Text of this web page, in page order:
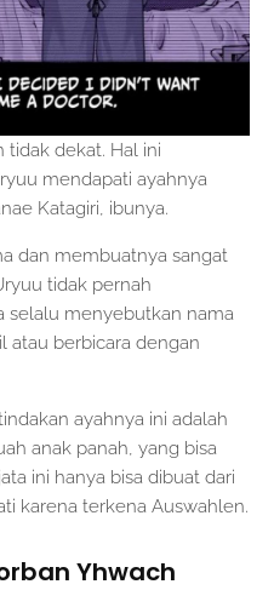
tidak dekat. Hal ini
mendapati ayahnya
Katagiri, ibunya.
dan membuatnya sangat
tidak pernah
selalu menyebutkan nama
atau berbicara dengan
ayahnya ini adalah
anak panah, yang bisa
ini hanya bisa dibuat dari
karena terkena Auswahlen.
Yhwach